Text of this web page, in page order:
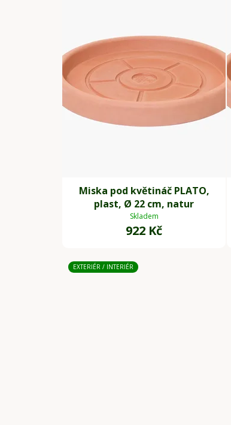
Miska pod květináč PLATO,
plast, Ø 22 cm, natur
Skladem
922 Kč
EXTERIÉR / INTERIÉR